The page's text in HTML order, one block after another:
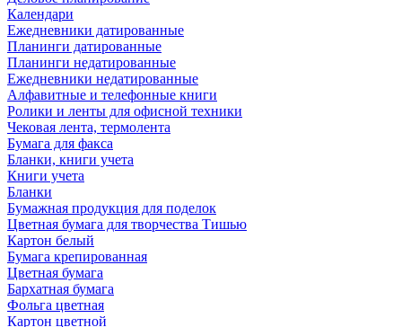
Календари
Ежедневники датированные
Планинги датированные
Планинги недатированные
Ежедневники недатированные
Алфавитные и телефонные книги
Ролики и ленты для офисной техники
Чековая лента, термолента
Бумага для факса
Бланки, книги учета
Книги учета
Бланки
Бумажная продукция для поделок
Цветная бумага для творчества Тишью
Картон белый
Бумага крепированная
Цветная бумага
Бархатная бумага
Фольга цветная
Картон цветной